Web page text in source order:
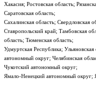
Хакасия; Ростовская область;
Саратовская область;
Сахалинская область; Свердловская
Ставропольский край; Тамбовская
область; Тюменская область;
Удмуртская Республика;
автономный округ; Челябинская
Чукотский автономный округ;
Ямало-Ненецкий автономный округ;